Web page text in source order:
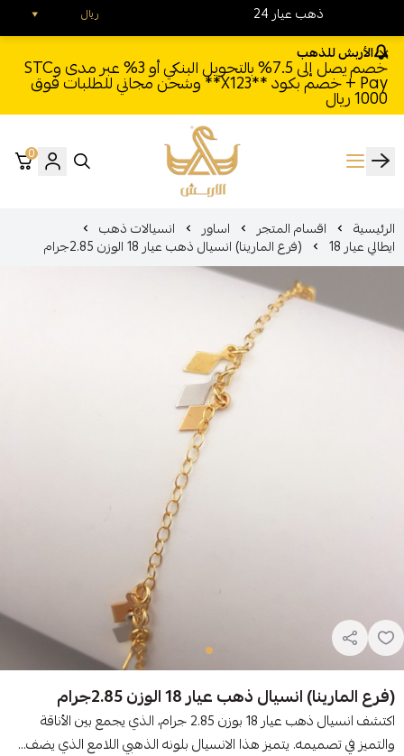
الأربش للذهب
خصم يصل إلى 7.5% بالتحويل البنكي أو 3% عبر مدى وSTC
Pay + خصم بكود **X123** وشحن مجاني للطلبات فوق
1000 ريال
الأربش للذهب
0
الرئيسية اقسام المتجر اساور انسيالات ذهب
ايطالي عيار 18 (فرع المارينا) انسيال ذهب عيار 18 الوزن 2.85جرام
(فرع المارينا) انسيال ذهب عيار 18 الوزن 2.85جرام
اكتشف انسيال ذهب عيار 18 بوزن 2.85 جرام، الذي يجمع بين الأناقة
والتميز في تصميمه. يتميز هذا الانسيال بلونه الذهبي اللامع الذي يضف...
24 ذهب عيار ريال